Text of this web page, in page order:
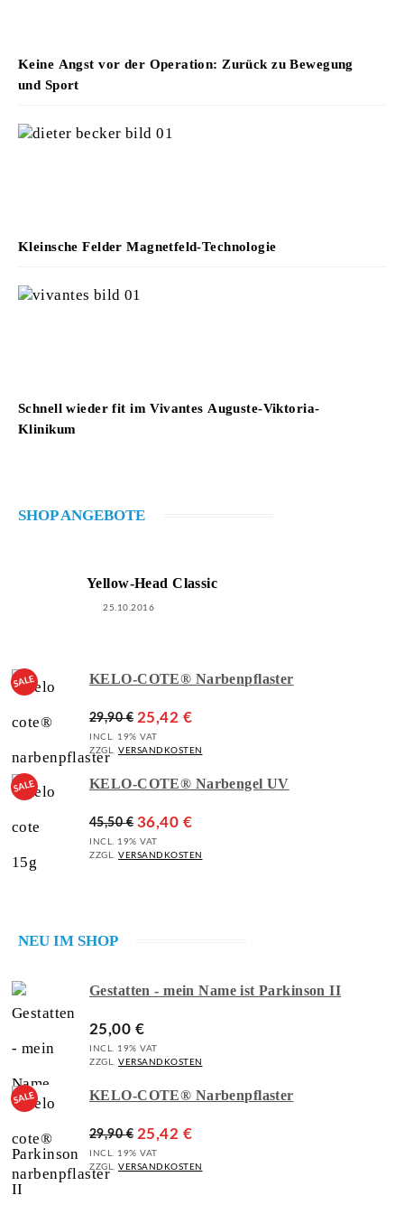
Keine Angst vor der Operation: Zurück zu Bewegung
und Sport
Kleinsche Felder Magnetfeld-Technologie
Schnell wieder fit im Vivantes Auguste-Viktoria-
Klinikum
SHOP ANGEBOTE
Yellow-Head Classic
25.10.2016
KELO-COTE® Narbenpflaster
29,90€ 25,42 €
INCL. 19% VAT
ZZGL. VERSANDKOSTEN
KELO-COTE® Narbengel UV
45,50€ 36,40 €
INCL. 19% VAT
ZZGL. VERSANDKOSTEN
NEU IM SHOP
Gestatten - mein Name ist Parkinson II
25,00 €
INCL. 19% VAT
ZZGL. VERSANDKOSTEN
KELO-COTE® Narbenpflaster
29,90€ 25,42 €
INCL. 19% VAT
ZZGL. VERSANDKOSTEN